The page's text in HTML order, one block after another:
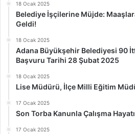
18 Ocak 2025
Belediye İşçilerine Müjde:
Geldi!
18 Ocak 2025
Adana Büyükşehir Belediyesi 90
Başvuru Tarihi 28 Şubat 2025
18 Ocak 2025
Lise Müdürü, İlçe Milli Eğitim
17 Ocak 2025
Son Torba Kanunla Çalışma
17 Ocak 2025